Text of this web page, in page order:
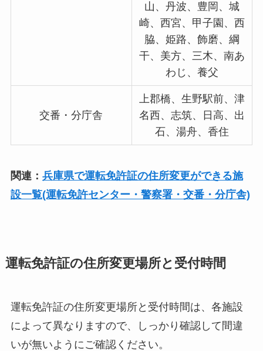
山、丹波、豊岡、城
崎、西宮、甲子園、西
脇、姫路、飾磨、綱
干、美方、三木、南あ
わじ、養父
交番・分庁舎
上郡橋、生野駅前、津
名西、志筑、日高、出
石、湯舟、香住
関連： 兵庫県で運転免許証の住所変更ができる施
設一覧(運転免許センター・警察署・交番・分庁舎)
運転免許証の住所変更場所と受付時間
運転免許証の住所変更場所と受付時間は、各施設
によって異なりますので、しっかり確認して間違
いが無いようにご確認ください。